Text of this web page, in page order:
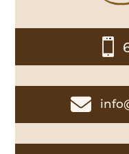

